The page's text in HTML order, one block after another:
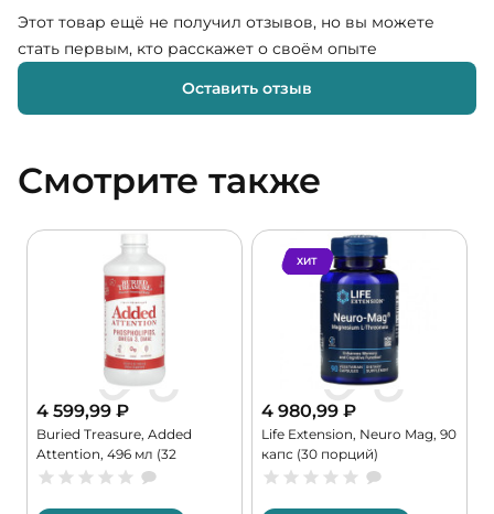
Этот товар ещё не получил отзывов, но вы можете
стать первым, кто расскажет о своём опыте
Оставить отзыв
Смотрите также
4 599,99 ₽
Buried Treasure, Added
Attention, 496 мл (32
порции)
ХИТ
4 980,99 ₽
Life Extension, Neuro Mag, 90
капс (30 порций)